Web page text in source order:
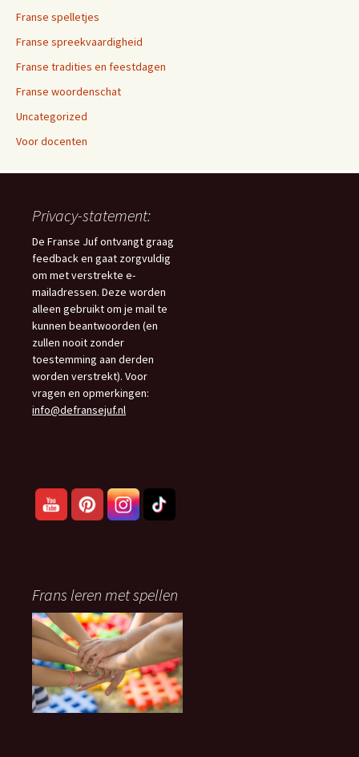
Franse spelletjes
Franse spreekvaardigheid
Franse tradities en feestdagen
Franse woordenschat
Uncategorized
Voor docenten
Privacy-statement:
De Franse Juf ontvangt graag
feedback en gaat zorgvuldig
om met verstrekte e-
mailadressen. Deze worden
alleen gebruikt om je mail te
kunnen beantwoorden (en
zullen nooit zonder
toestemming aan derden
worden verstrekt). Voor
vragen en opmerkingen:
info@defransejuf.nl
Frans leren met spellen